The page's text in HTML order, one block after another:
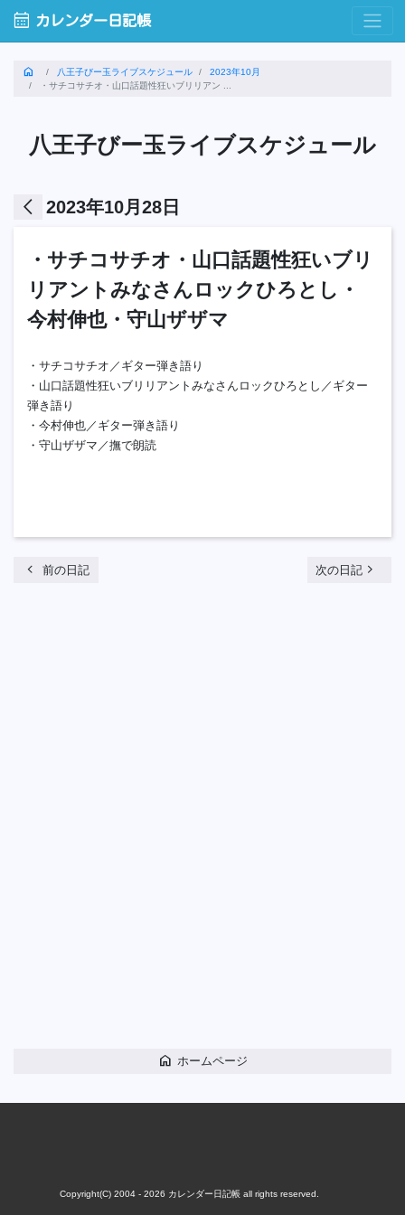
calendar_month カレンダー日記帳
home 八王子びー玉ライブスケジュール
2023年10月
・サチコサチオ・山口話題性狂いブリリアン ...
八王子びー玉ライブスケジュール
arrow_back_ios 2023年10月28日
・サチコサチオ・山口話題性狂いブリ
リアントみなさんロックひろとし・
今村伸也・守山ザザマ
・サチコサチオ／ギター弾き語り
・山口話題性狂いブリリアントみなさんロックひろとし／ギター
弾き語り
・今村伸也／ギター弾き語り
・守山ザザマ／撫で朗読
chevron_left 前の日記 次の日記 navigate_next
home ホームページ
Copyright(C) 2004 - 2026 カレンダー日記帳all rights reserved.